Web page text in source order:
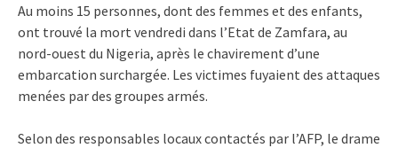
Au moins 15 personnes, dont des femmes et des enfants,
ont trouvé la mort vendredi dans l’Etat de Zamfara, au
nord-ouest du Nigeria, après le chavirement d’une
embarcation surchargée. Les victimes fuyaient des attaques
menées par des groupes armés.
Selon des responsables locaux contactés par l’AFP, le drame